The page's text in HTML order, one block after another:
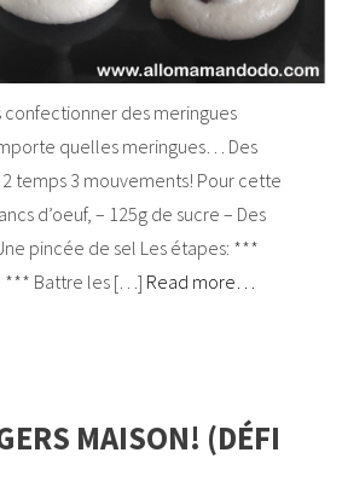
confectionner des meringues
quelles meringues… Des
temps 3 mouvements! Pour cette
d’oeuf, – 125g de sucre – Des
pincée de sel Les étapes: ***
*** Battre les […] Read more…
MAISON! (DÉFI